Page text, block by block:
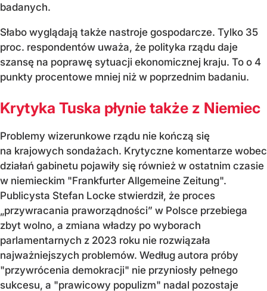
badanych.
Słabo wyglądają także nastroje gospodarcze. Tylko 35
proc. respondentów uważa, że polityka rządu daje
szansę na poprawę sytuacji ekonomicznej kraju. To o 4
punkty procentowe mniej niż w poprzednim badaniu.
Krytyka Tuska płynie także z Niemiec
Problemy wizerunkowe rządu nie kończą się
na krajowych sondażach. Krytyczne komentarze wobec
działań gabinetu pojawiły się również w ostatnim czasie
w niemieckim "Frankfurter Allgemeine Zeitung".
Publicysta Stefan Locke stwierdził, że proces
„przywracania praworządności” w Polsce przebiega
zbyt wolno, a zmiana władzy po wyborach
parlamentarnych z 2023 roku nie rozwiązała
najważniejszych problemów. Według autora próby
"przywrócenia demokracji" nie przyniosły pełnego
sukcesu, a "prawicowy populizm" nadal pozostaje